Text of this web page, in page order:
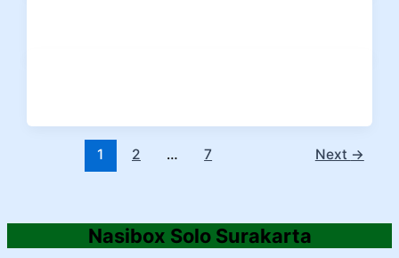
1 2 … 7 Next →
Nasibox Solo Surakarta